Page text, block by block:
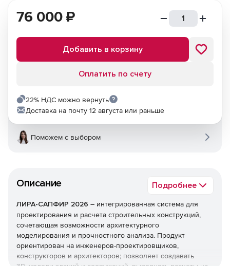
Описание Подробнее
ЛИРА-САПФИР 2026 – интегрированная система для
проектирования и расчета строительных конструкций,
сочетающая возможности архитектурного
моделирования и прочностного анализа. Продукт
ориентирован на инженеров-проектировщиков,
конструкторов и архитекторов; позволяет создавать
76 000 ₽
Добавить в корзину
Оплатить по счету
22% НДС можно вернуть
Доставка на почту 12 августа или раньше
Поможем с выбором